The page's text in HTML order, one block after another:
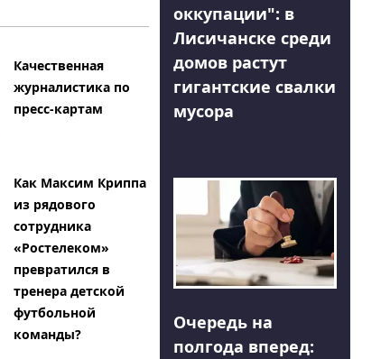
Качественная
журналистика по
пресс-картам
Как Максим Криппа
из рядового
сотрудника
«Ростелеком»
превратился в
тренера детской
футбольной
команды?
оккупации": в
Лисичанске среди
домов растут
гигантские свалки
мусора
Очередь на
полгода вперед: